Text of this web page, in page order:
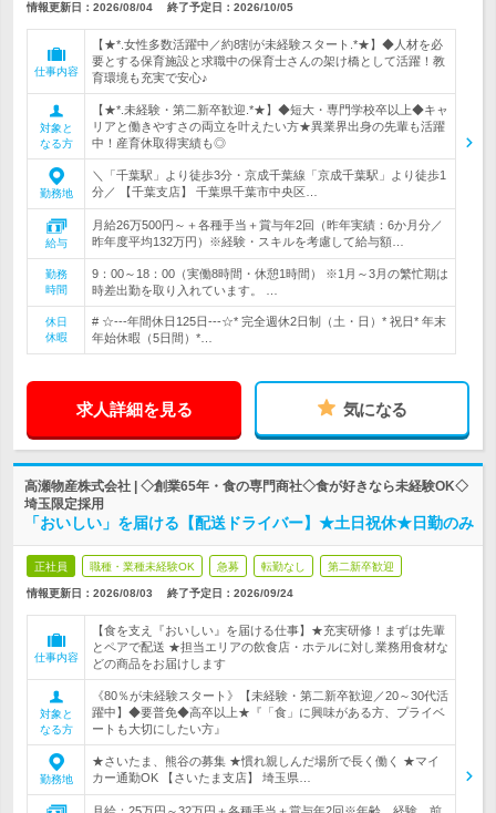
情報更新日：2026/08/04 終了予定日： 2026/10/05
仕事内容
【★*.女性多数活躍中／約8割が未経験スタート.*★】◆人材を必
要とする保育施設と求職中の保育士さんの架け橋として活躍！教
育環境も充実で安心♪
対象と
なる方
【★*.未経験・第二新卒歓迎.*★】◆短大・専門学校卒以上◆キャ
リアと働きやすさの両立を叶えたい方★異業界出身の先輩も活躍
中！産育休取得実績も◎
勤務地
＼「千葉駅」より徒歩3分・京成千葉線「京成千葉駅」より徒歩1
分／ 【千葉支店】 千葉県千葉市中央区…
給与
月給26万500円～＋各種手当＋賞与年2回（昨年実績：6か月分／
昨年度平均132万円）※経験・スキルを考慮して給与額…
勤務
時間
9：00～18：00（実働8時間・休憩1時間） ※1月～3月の繁忙期は
時差出勤を取り入れています。 …
休日
休暇
# ☆---年間休日125日---☆* 完全週休2日制（土・日）* 祝日* 年末
年始休暇（5日間）*…
求人詳細を見る 気になる
高瀬物産株式会社 | ◇創業65年・食の専門商社◇食が好きなら未経験OK◇
埼玉限定採用
「おいしい」を届ける【配送ドライバー】★土日祝休★日勤のみ
正社員 職種・業種未経験OK 急募 転勤なし 第二新卒歓迎
情報更新日：2026/08/03 終了予定日： 2026/09/24
仕事内容
【食を支え『おいしい』を届ける仕事】★充実研修！まずは先輩
とペアで配送 ★担当エリアの飲食店・ホテルに対し業務用食材な
どの商品をお届けします
対象と
なる方
《80％が未経験スタート》【未経験・第二新卒歓迎／20～30代活
躍中】◆要普免◆高卒以上★『「食」に興味がある方、プライベ
ートも大切にしたい方』
勤務地
★さいたま、熊谷の募集 ★慣れ親しんだ場所で長く働く ★マイ
カー通勤OK 【さいたま支店】 埼玉県…